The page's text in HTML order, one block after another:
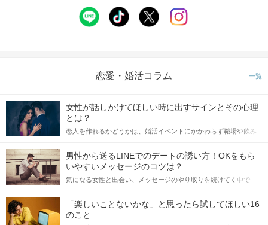
STEP4 アピールタイム
恋愛・婚活コラム 一覧
女性が話しかけてほしい時に出すサインとその心理
とは？
恋人を作れるかどうかは、婚活イベントにかかわらず職場や飲み
てアプローチできるかにも左右されます。 これから恋人作りを本
格的に始めようとしている方は、女性が異性を求めて出すサイン
をしっかりと理解し、正しい行動に移せるかどうかが重要。 この
記事では、女性が話しかけて欲しい時に出すサインとその心理を
合にどのような行動に繋げるべきかをご紹介していきます。
男性から送るLINEでのデートの誘い方！OKをもら
いやすいメッセージのコツは？
気になる女性と出会い、メッセージのやり取りを続けてく中で
しかし、中には「どう誘ったらいいの？」とお困りの男性もいら
っしゃるのではないでしょうか。 そこで今回は、男性から女性へ
送るLINEでのデートの誘い方のコツをご紹介します。例文も混じ
「楽しいことないかな」と思ったら試してほしい16
のこと